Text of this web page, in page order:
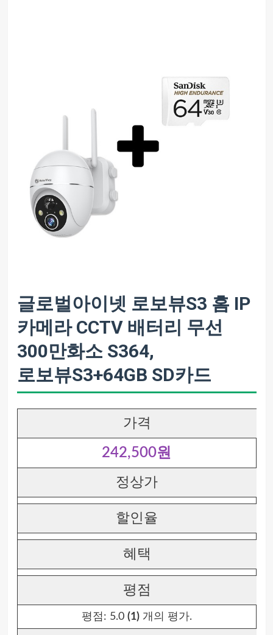
글로벌아이넷 로보뷰S3 홈 IP
카메라 CCTV 배터리 무선
300만화소 S364,
로보뷰S3+64GB SD카드
가격
242,500원
정상가
할인율
혜택
평점
평점: 5.0 (1)개의 평가.